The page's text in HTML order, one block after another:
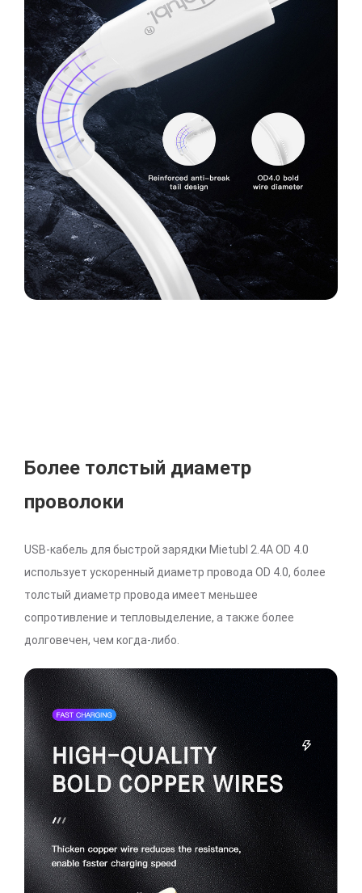
Более толстый диаметр
проволоки
USB-кабель для быстрой зарядки Mietubl 2.4A OD 4.0
использует ускоренный диаметр провода OD 4.0, более
толстый диаметр провода имеет меньшее
сопротивление и тепловыделение, а также более
долговечен, чем когда-либо.